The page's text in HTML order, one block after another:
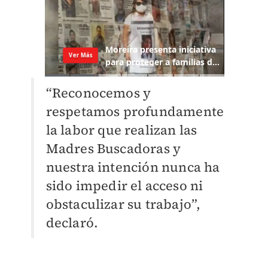
“Reconocemos y
respetamos profundamente
la labor que realizan las
Madres Buscadoras y
nuestra intención nunca ha
sido impedir el acceso ni
obstaculizar su trabajo”,
declaró.